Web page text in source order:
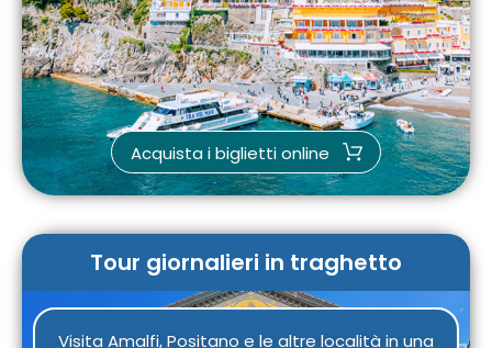
Acquista i biglietti online
Tour giornalieri in traghetto
Visita Amalfi, Positano e le altre località in una